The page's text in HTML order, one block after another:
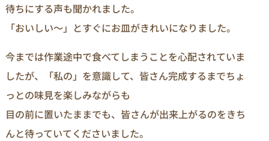
待ちにする声も聞かれました。
「おいしい～」とすぐにお皿がきれいになりました。
今までは作業途中で食べてしまうことを心配されていま
したが、「私の」を意識して、皆さん完成するまでちょ
っとの味見を楽しみながらも
目の前に置いたままでも、皆さんが出来上がるのをきち
んと待っていてくださいました。